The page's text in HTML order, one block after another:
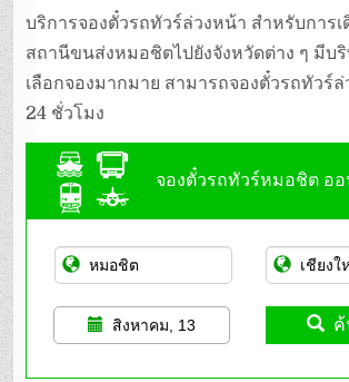
บริการจองตั๋วรถทัวร์ล่วงหน้า สำหรับการเ
สถานีขนส่งหมอชิตไปยังจังหวัดต่าง ๆ มีบ
เลือกจองมากมาย สามารถจองตั๋วรถทัวร์
24 ชั่วโมง
จองตั๋วรถทัวร์หมอชิต อ
สิงหาคม, 13 ค้